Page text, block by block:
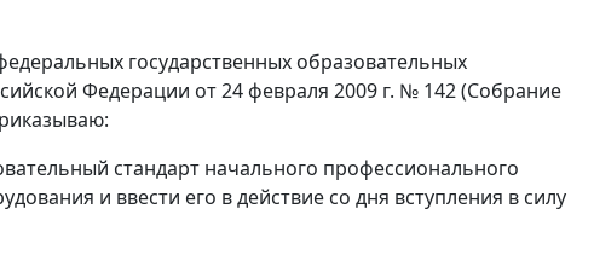
государственных образовательных
Федерации от 24 февраля 2009 г. № 142 (Собрание
стандарт начального профессионального
и ввести его в действие со дня вступления в силу